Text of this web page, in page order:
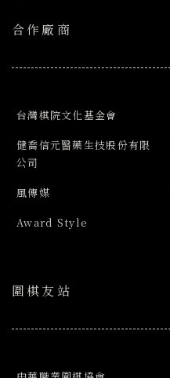
合作廠商
台灣棋院文化基金會
健喬信元醫藥生技股份有限
公司
風傳媒
Award Style
圍棋友站